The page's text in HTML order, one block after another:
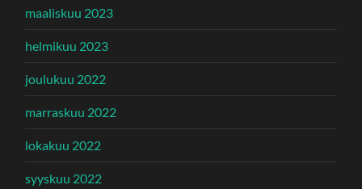
maaliskuu 2023
helmikuu 2023
joulukuu 2022
marraskuu 2022
lokakuu 2022
syyskuu 2022